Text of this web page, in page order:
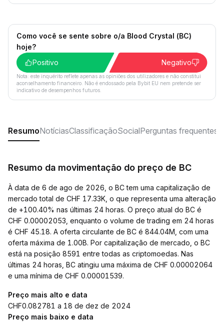
Como você se sente sobre o/a Blood Crystal (BC)
hoje?
Positivo
Negativo
Nota: este inquérito reflete apenas as opiniões dos utilizadores e não constitui
aconselhamento financeiro. Não é endossado pela Bybit EU nem pretende ser
indicativo de desempenhos futuros.
ResumoNotíciasClassificaçãoSocialPerguntas frequentes
Resumo da movimentação do preço de BC
À data de 6 de ago de 2026, o BC tem uma capitalização de
mercado total de CHF 17.33K, o que representa uma alteração
de +100.40% nas últimas 24 horas. O preço atual do BC é
CHF 0.00002053, enquanto o volume de trading em 24 horas
é CHF 45.18. A oferta circulante de BC é 844.04M, com uma
oferta máxima de 1.00B. Por capitalização de mercado, o BC
está na posição 8591 entre todas as criptomoedas. Nas
últimas 24 horas, BC atingiu uma máxima de CHF 0.00002064
e uma mínima de CHF 0.00001539.
Preço mais alto e data
CHF0.082781 a 18 de dez de 2024
Preço mais baixo e data